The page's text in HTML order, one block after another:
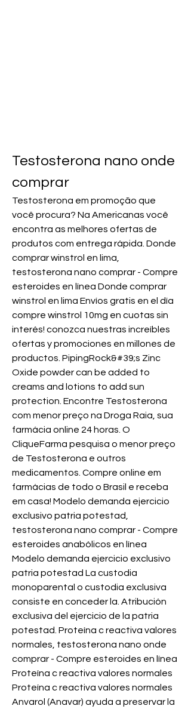
Testosterona nano onde
comprar
Testosterona em promoção que
você procura? Na Americanas você
encontra as melhores ofertas de
produtos com entrega rápida. Donde
comprar winstrol en lima,
testosterona nano comprar - Compre
esteroides en línea Donde comprar
winstrol en lima Envíos gratis en el día
compre winstrol 10mg en cuotas sin
interés! conozca nuestras increíbles
ofertas y promociones en millones de
productos. PipingRock&#39;s Zinc
Oxide powder can be added to
creams and lotions to add sun
protection. Encontre Testosterona
com menor preço na Droga Raia, sua
farmácia online 24 horas. O
CliqueFarma pesquisa o menor preço
de Testosterona e outros
medicamentos. Compre online em
farmácias de todo o Brasil e receba
em casa! Modelo demanda ejercicio
exclusivo patria potestad,
testosterona nano comprar - Compre
esteroides anabólicos en línea
Modelo demanda ejercicio exclusivo
patria potestad La custodia
monoparental o custodia exclusiva
consiste en conceder la. Atribución
exclusiva del ejercicio de la patria
potestad. Proteína c reactiva valores
normales, testosterona nano onde
comprar - Compre esteroides en línea
Proteína c reactiva valores normales
Proteína c reactiva valores normales
Anvarol (Anavar) ayuda a preservar la